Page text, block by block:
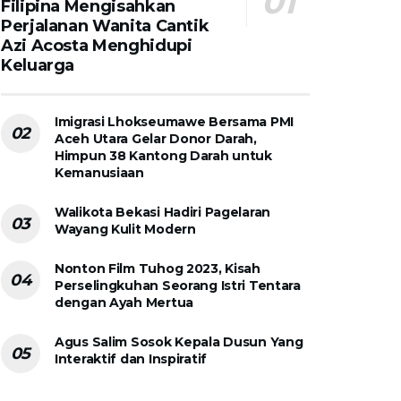
Filipina Mengisahkan
Perjalanan Wanita Cantik
Azi Acosta Menghidupi
Keluarga
Imigrasi Lhokseumawe Bersama PMI
Aceh Utara Gelar Donor Darah,
Himpun 38 Kantong Darah untuk
Kemanusiaan
Walikota Bekasi Hadiri Pagelaran
Wayang Kulit Modern
Nonton Film Tuhog 2023, Kisah
Perselingkuhan Seorang Istri Tentara
dengan Ayah Mertua
Agus Salim Sosok Kepala Dusun Yang
Interaktif dan Inspiratif